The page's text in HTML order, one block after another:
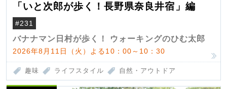
「いと次郎が歩く！長野県奈良井宿」編
#231
バナナマン日村が歩く！ ウォーキングのひむ太郎
2026年8月11日（火）よる10：00～10：30
趣味 ライフスタイル 自然・アウトドア